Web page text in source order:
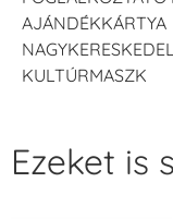
AJÁNDÉKKÁRTYA
KULTÚRMASZK
Ezeket is